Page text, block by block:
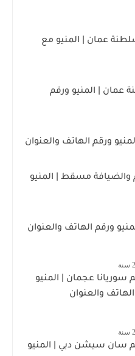
عمان | المنيو مع
عمان | المنيو ورقم
ورقم الهاتف والعنوان
والضيافة مسقط | المنيو
ورقم الهاتف والعنوان
عجمان | المنيو
والعنوان
سان سيشن دبي | المنيو